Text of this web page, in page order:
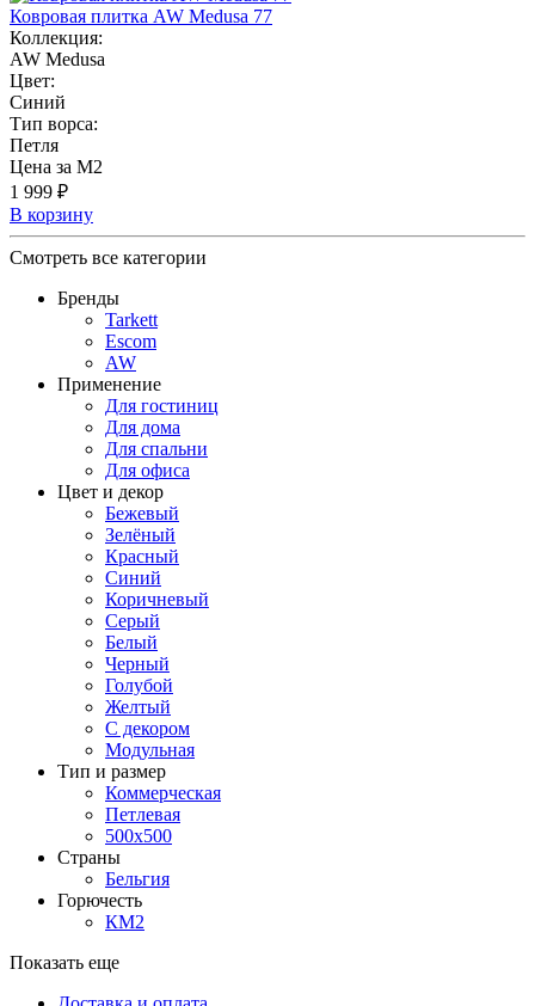
Ковровая плитка AW Medusa 77
Коллекция:
AW Medusa
Цвет:
Синий
Тип ворса:
Петля
Цена за М2
1 999 ₽
В корзину
Смотреть все категории
Бренды
Tarkett
Escom
AW
Применение
Для гостиниц
Для дома
Для спальни
Для офиса
Цвет и декор
Бежевый
Зелёный
Красный
Синий
Коричневый
Серый
Белый
Черный
Голубой
Желтый
С декором
Модульная
Тип и размер
Коммерческая
Петлевая
500х500
Страны
Бельгия
Горючесть
КМ2
Показать еще